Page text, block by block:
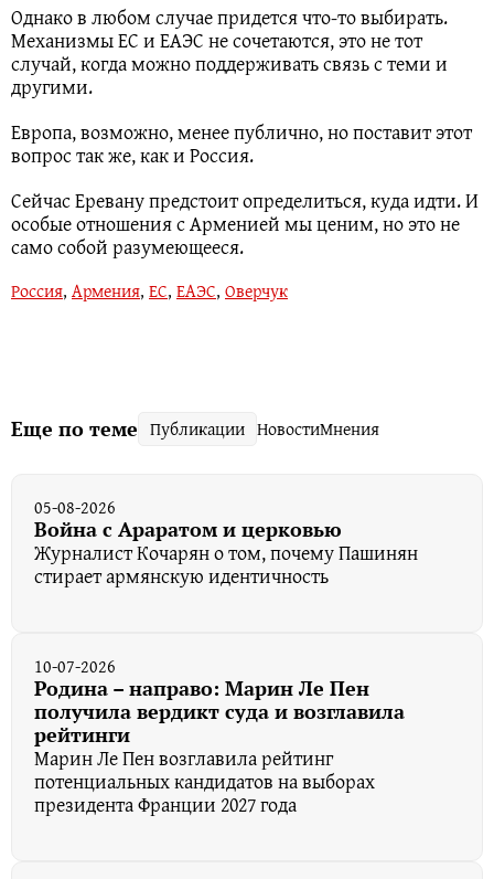
Однако в любом случае придется что-то выбирать.
Механизмы ЕС и ЕАЭС не сочетаются, это не тот
случай, когда можно поддерживать связь с теми и
другими.
Европа, возможно, менее публично, но поставит этот
вопрос так же, как и Россия.
Сейчас Еревану предстоит определиться, куда идти. И
особые отношения с Арменией мы ценим, но это не
само собой разумеющееся.
Россия, Армения, ЕС, ЕАЭС, Оверчук
Еще по теме Публикации НовостиМнения
05-08-2026
Война с Араратом и церковью
Журналист Кочарян о том, почему Пашинян
стирает армянскую идентичность
10-07-2026
Родина – направо: Марин Ле Пен
получила вердикт суда и возглавила
рейтинги
Марин Ле Пен возглавила рейтинг
потенциальных кандидатов на выборах
президента Франции 2027 года